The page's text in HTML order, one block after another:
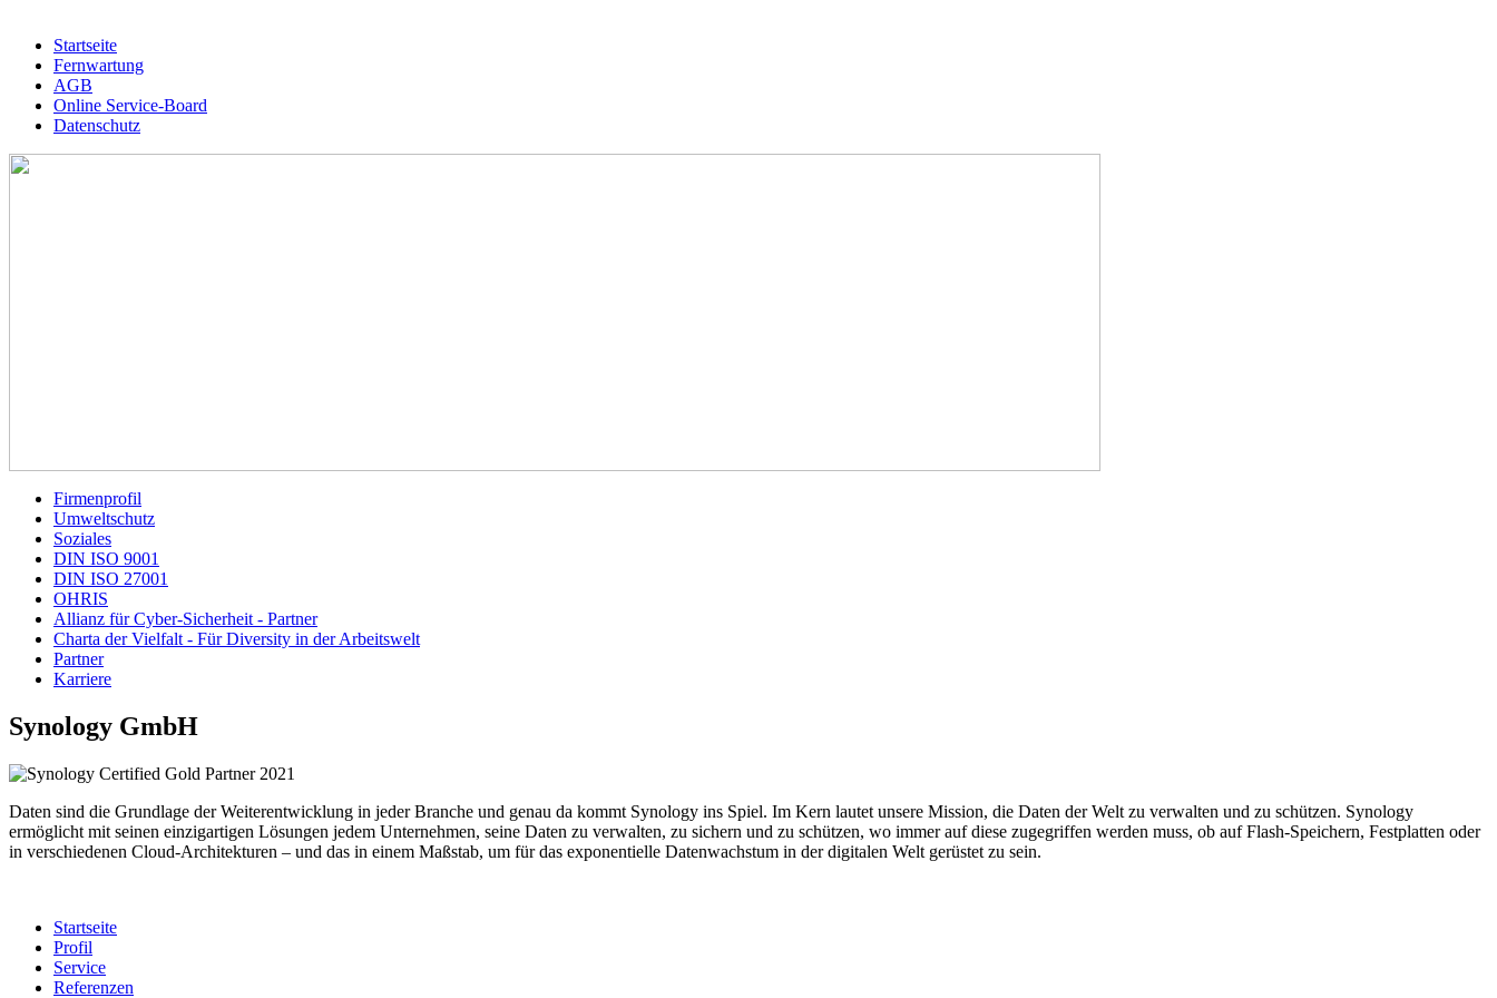
Startseite
Fernwartung
AGB
Online Service-Board
Datenschutz
Firmenprofil
Umweltschutz
Soziales
DIN ISO 9001
DIN ISO 27001
OHRIS
Allianz für Cyber-Sicherheit - Partner
Charta der Vielfalt - Für Diversity in der Arbeitswelt
Partner
Karriere
Synology GmbH
Daten sind die Grundlage der Weiterentwicklung in jeder Branche und genau da kommt Synology ins Spiel. Im Kern lautet unsere Mission, die Daten der Welt zu verwalten und zu schützen. Synology
ermöglicht mit seinen einzigartigen Lösungen jedem Unternehmen, seine Daten zu verwalten, zu sichern und zu schützen, wo immer auf diese zugegriffen werden muss, ob auf Flash-Speichern, Festplatten oder
in verschiedenen Cloud-Architekturen – und das in einem Maßstab, um für das exponentielle Datenwachstum in der digitalen Welt gerüstet zu sein.
Startseite
Profil
Service
Referenzen